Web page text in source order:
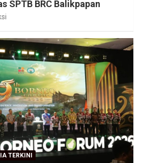
SPTB BRC Balikpapan
TERKINI